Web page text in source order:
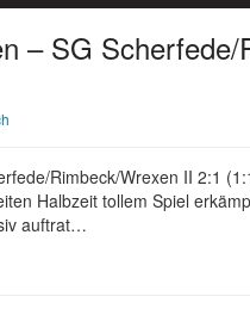
– SG Scherfede/
Rimbeck/Wrexen II 2:1
Halbzeit tollem Spiel
auftrat…